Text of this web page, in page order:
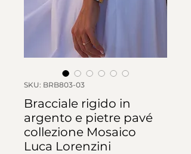
SKU: BRB803-03
Bracciale rigido in
argento e pietre pavé
collezione Mosaico
Luca Lorenzini